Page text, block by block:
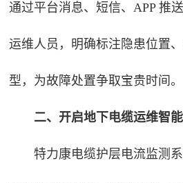
通过平台消息、短信、APP 推
运维人员，明确标注隐患位置
型，为故障处置争取宝贵时间。
二、开启地下电缆运维智
特力康电缆护层电流监测